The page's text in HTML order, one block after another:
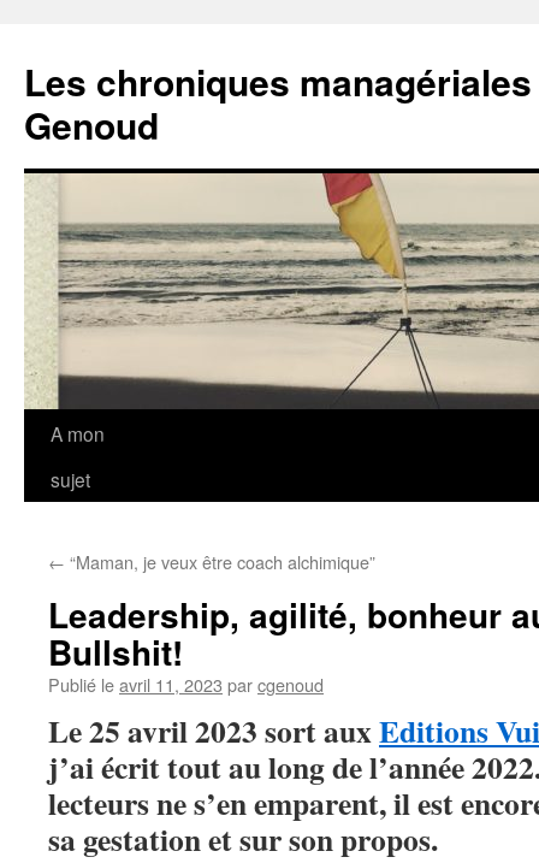
Les chroniques
Genoud
Aller
A mon
sujet
← “Maman, je veux être coach alchimique”
Leadership, agilité, bonheur
Bullshit!
Publié leavril 11, 2023 parcgenoud
Le 25 avril 2023 sort auxEditions
j’ai écrit tout au long de l’année
lecteurs ne s’en emparent, il est
sa gestation et sur son propos.